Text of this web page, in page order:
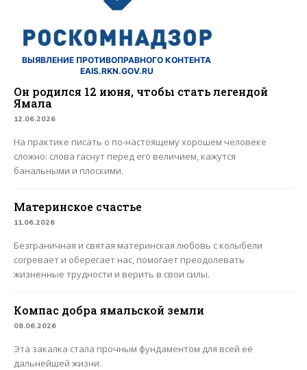
ВЫЯВЛЕНИЕ ПРОТИВОПРАВНОГО КОНТЕНТА
EAIS.RKN.GOV.RU
Он родился 12 июня, чтобы стать легендой
Ямала
12.06.2026
На практике писать о по-настоящему хорошем человеке
сложно: слова гаснут перед его величием, кажутся
банальными и плоскими.
Материнское счастье
11.06.2026
Безграничная и святая материнская любовь с колыбели
согревает и оберегает нас, помогает преодолевать
жизненные трудности и верить в свои силы.
Компас добра ямальской земли
08.06.2026
Эта закалка стала прочным фундаментом для всей её
дальнейшей жизни.